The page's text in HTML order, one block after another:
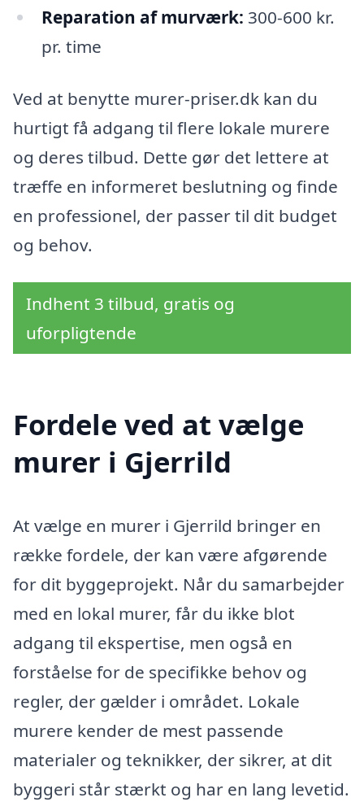
Reparation af murværk: 300-600 kr.
pr. time
Ved at benytte murer-priser.dk kan du
hurtigt få adgang til flere lokale murere
og deres tilbud. Dette gør det lettere at
træffe en informeret beslutning og finde
en professionel, der passer til dit budget
og behov.
Indhent 3 tilbud, gratis og
uforpligtende
Fordele ved at vælge
murer i Gjerrild
At vælge en murer i Gjerrild bringer en
række fordele, der kan være afgørende
for dit byggeprojekt. Når du samarbejder
med en lokal murer, får du ikke blot
adgang til ekspertise, men også en
forståelse for de specifikke behov og
regler, der gælder i området. Lokale
murere kender de mest passende
materialer og teknikker, der sikrer, at dit
byggeri står stærkt og har en lang levetid.